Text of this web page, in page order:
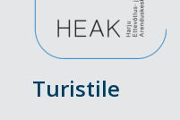
Turistile